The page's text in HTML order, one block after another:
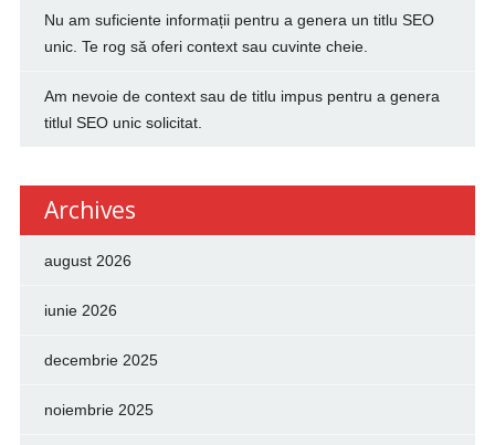
Nu am suficiente informații pentru a genera un titlu SEO
unic. Te rog să oferi context sau cuvinte cheie.
Am nevoie de context sau de titlu impus pentru a genera
titlul SEO unic solicitat.
Archives
august 2026
iunie 2026
decembrie 2025
noiembrie 2025